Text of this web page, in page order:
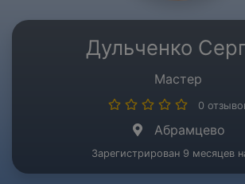
Дульченко
Мастер
0
Абрамцево
Зарегистрирован 9 месяцев